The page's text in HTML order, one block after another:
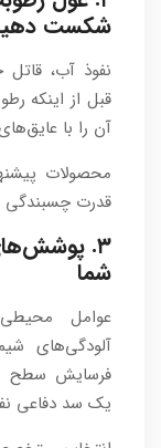
شکست
نفوذ آب،
قبل از اینکه
آن را با
محصولات
قدرت چسبندگی
۳.
شما
آلودگی‌های
فرسایش سطح
یک سد دفاعی